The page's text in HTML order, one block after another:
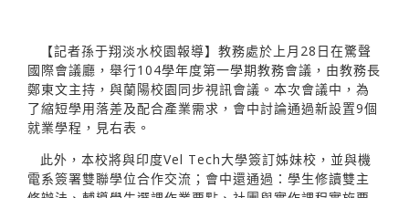
【記者孫于翔淡水校園報導】教務處於上月28日在驚聲
國際會議廳，舉行104學年度第一學期教務會議，由教務長
鄭東文主持，與蘭陽校園同步視訊會議。本次會議中，為
了縮短學用落差及配合產業需求，會中討論通過新設置9個
就業學程，見右表。
此外，本校將與印度Vel Tech大學簽訂姊妹校，並與機
電系簽署雙聯學位合作交流；會中還通過：學生修讀雙主